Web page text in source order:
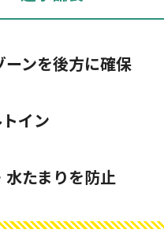
ンを後方に確保
イン
たまりを防止